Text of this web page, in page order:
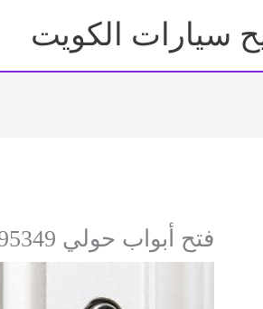
سيارات الكويت
فتح أبواب حولي 92295349